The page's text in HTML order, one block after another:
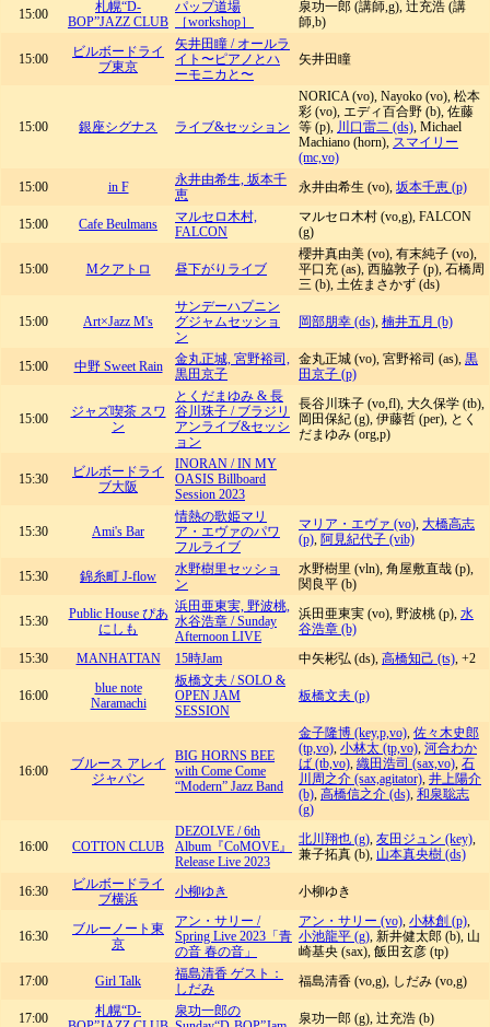
15:00
札幌“D-
BOP”JAZZ CLUB
パップ道場
［workshop］
泉功一郎 (講師,g), 辻充浩 (講
師,b)
15:00
ビルボードライ
ブ東京
矢井田瞳 / オールラ
イト〜ピアノとハ
ーモニカと〜
矢井田瞳
15:00 銀座シグナス ライブ&セッション
NORICA (vo), Nayoko (vo), 松本
彩 (vo), エディ百合野 (b), 佐藤
等 (p), 川口雷二 (ds), Michael
Machiano (horn), スマイリー
(mc,vo)
15:00
in F
永井由希生, 坂本千
恵
永井由希生 (vo), 坂本千恵 (p)
15:00 Cafe Beulmans
マルセロ木村,
FALCON
マルセロ木村 (vo,g), FALCON
(g)
15:00 Mクアトロ 昼下がりライブ
櫻井真由美 (vo), 有末純子 (vo),
平口充 (as), 西脇敦子 (p), 石橋周
三 (b), 土佐まさかず (ds)
15:00 Art×Jazz M's
サンデーハプニン
グジャムセッショ
ン
岡部朋幸 (ds), 楠井五月 (b)
15:00 中野 Sweet Rain
金丸正城, 宮野裕司,
黒田京子
金丸正城 (vo), 宮野裕司 (as), 黒
田京子 (p)
15:00
ジャズ喫茶 スワ
ン
とくだまゆみ & 長
谷川珠子 / ブラジリ
アンライブ&セッシ
ョン
長谷川珠子 (vo,fl), 大久保学 (tb),
岡田保紀 (g), 伊藤哲 (per), とく
だまゆみ (org,p)
15:30
ビルボードライ
ブ大阪
INORAN / IN MY
OASIS Billboard
Session 2023
15:30 Ami's Bar
情熱の歌姫マリ
ア・エヴァのパワ
フルライブ
マリア・エヴァ (vo), 大橋高志
(p), 阿見紀代子 (vib)
15:30 錦糸町 J-flow
水野樹里セッショ
ン
水野樹里 (vln), 角屋敷直哉 (p),
関良平 (b)
15:30
Public House ぴあ
にしも
浜田亜東実, 野波桃,
水谷浩章 / Sunday
Afternoon LIVE
浜田亜東実 (vo), 野波桃 (p), 水
谷浩章 (b)
15:30
MANHATTAN 15時Jam 中矢彬弘 (ds), 高橋知己 (ts), +2
16:00
blue note
Naramachi
板橋文夫 / SOLO &
OPEN JAM
SESSION
板橋文夫 (p)
16:00
ブルース アレイ
ジャパン
BIG HORNS BEE
with Come Come
“Modern” Jazz Band
金子隆博 (key,p,vo), 佐々木史郎
(tp,vo), 小林太 (tp,vo), 河合わか
ば (tb,vo), 織田浩司 (sax,vo), 石
川周之介 (sax,agitator), 井上陽介
(b), 高橋信之介 (ds), 和泉聡志
(g)
16:00 COTTON CLUB
DEZOLVE / 6th
Album『CoMOVE』
Release Live 2023
北川翔也 (g), 友田ジュン (key),
兼子拓真 (b), 山本真央樹 (ds)
16:30
ビルボードライ
ブ横浜
小柳ゆき 小柳ゆき
16:30
ブルーノート東
京
アン・サリー /
Spring Live 2023「青
の音 春の音」
アン・サリー (vo), 小林創 (p),
小池龍平 (g), 新井健太郎 (b), 山
崎基央 (sax), 飯田玄彦 (tp)
17:00
Girl Talk
福島清香 ゲスト：
しだみ
福島清香 (vo,g), しだみ (vo,g)
17:00
札幌“D-
泉功一郎の
泉功一郎 (g), 辻充浩 (b)